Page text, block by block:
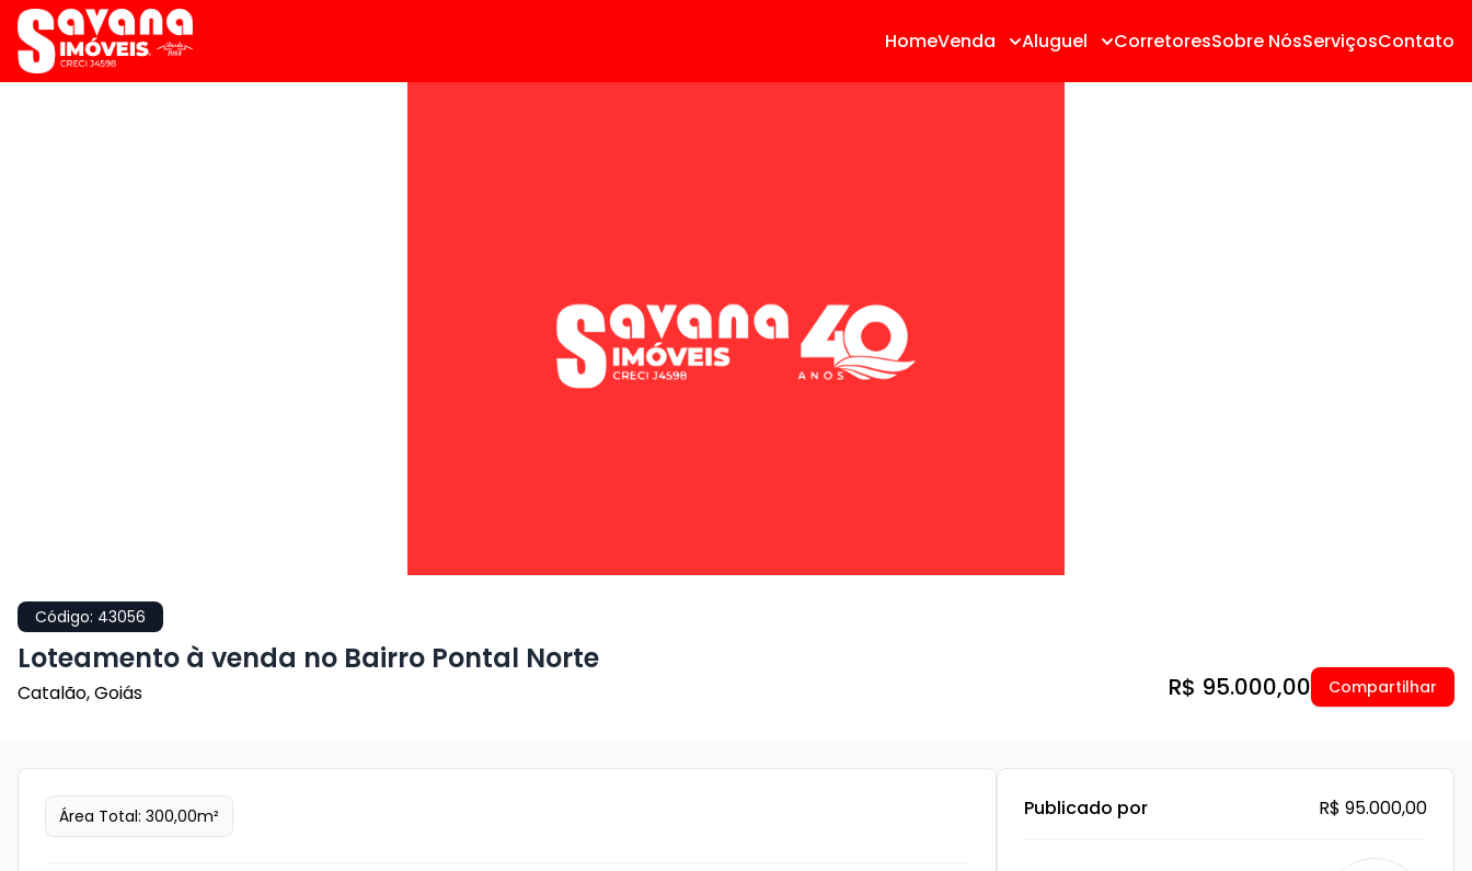
HomeVenda Aluguel CorretoresSobre NósServiçosContato
Código: 43056
Loteamento à venda no Bairro Pontal Norte
Catalão,Goiás R$ 95.000,00 Compartilhar
Área Total: 300,00m² Publicado por R$ 95.000,00